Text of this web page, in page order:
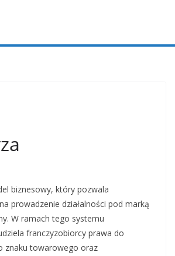
biznesowy, który pozwala
prowadzenie działalności pod marką
W ramach tego systemu
franczyzobiorcy prawa do
znaku towarowego oraz